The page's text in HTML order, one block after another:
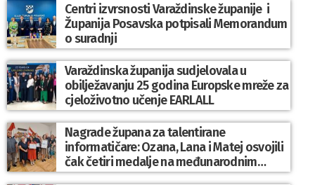
Centri izvrsnosti Varaždinske županije i
Županija Posavska potpisali Memorandum
o suradnji
Varaždinska županija sudjelovala u
obilježavanju 25 godina Europske mreže za
cjeloživotno učenje EARLALL
Nagrade župana za talentirane
informatičare: Ozana, Lana i Matej osvojili
čak četiri medalje na međunarodnim
natjecanjima